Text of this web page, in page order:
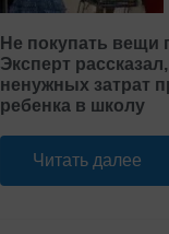
Не покупать вещи
Эксперт
ненужных затрат
ребенка в школу
Читать далее